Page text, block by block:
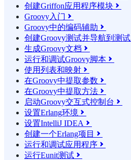
创建Griffon应用程序模块 
Groovy入门 
Groovy中的编码辅助 
创建Groovy测试并导航到测试
生成Groovy文档 
运行和调试Groovy脚本 
使用列表和映射 
在Groovy中提取参数 
在Groovy中提取方法 
启动Groovy交互式控制台 
设置Erlang环境 
设置IntelliJ IDEA 
创建一个Erlang项目 
运行和调试应用程序 
运行Eunit测试 